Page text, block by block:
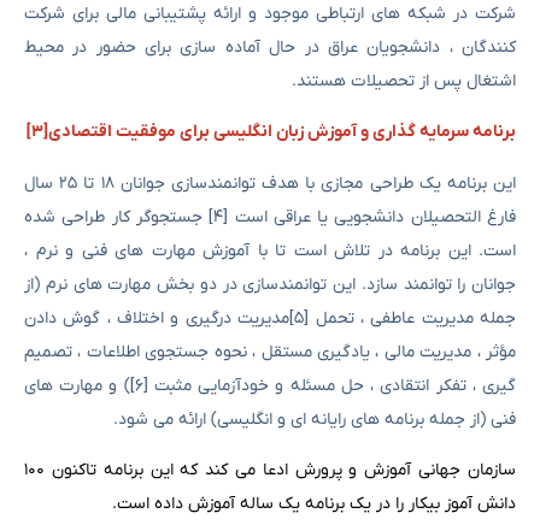
شرکت در شبکه های ارتباطی موجود و ارائه پشتیبانی مالی برای شرکت
کنندگان ، دانشجویان عراق در حال آماده سازی برای حضور در محیط
اشتغال پس از تحصیلات هستند.
برنامه سرمایه گذاری و آموزش زبان انگلیسی برای موفقیت اقتصادی[۳]
این برنامه یک طراحی مجازی با هدف توانمندسازی جوانان ۱۸ تا ۲۵ سال
فارغ التحصیلان دانشجویی یا عراقی است [۴] جستجوگر کار طراحی شده
است. این برنامه در تلاش است تا با آموزش مهارت های فنی و نرم ،
جوانان را توانمند سازد. این توانمندسازی در دو بخش مهارت های نرم (از
جمله مدیریت عاطفی ، تحمل [۵]مدیریت درگیری و اختلاف ، گوش دادن
مؤثر ، مدیریت مالی ، یادگیری مستقل ، نحوه جستجوی اطلاعات ، تصمیم
گیری ، تفکر انتقادی ، حل مسئله و خودآزمایی مثبت [۶]) و مهارت های
فنی (از جمله برنامه های رایانه ای و انگلیسی) ارائه می شود.
سازمان جهانی آموزش و پرورش ادعا می کند که این برنامه تاکنون ۱۰۰
دانش آموز بیکار را در یک برنامه یک ساله آموزش داده است.